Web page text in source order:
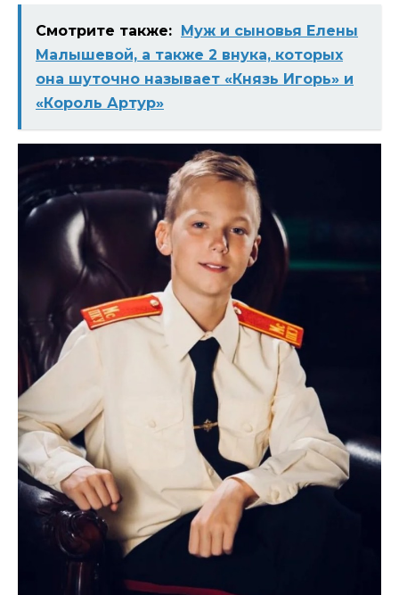
Смотрите также:
Муж и сыновья Елены
Малышевой, а также 2 внука, которых
она шуточно называет «Князь Игорь» и
«Король Артур»